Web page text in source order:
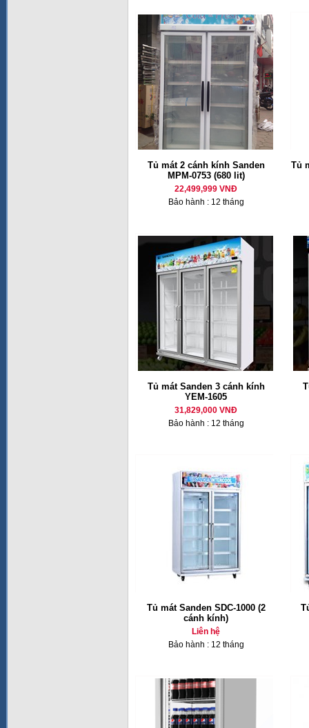
Tủ mát 2 cánh kính Sanden
MPM-0753 (680 lit)
22,499,999 VNĐ
Bảo hành : 12 tháng
Tủ
Tủ mát Sanden 3 cánh kính
YEM-1605
31,829,000 VNĐ
Bảo hành : 12 tháng
Tủ mát Sanden SDC-1000 (2
cánh kính)
Liên hệ
Bảo hành : 12 tháng